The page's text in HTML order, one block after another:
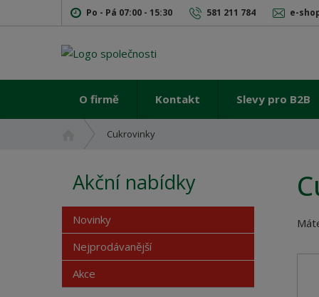
Po - Pá 07:00 - 15:30 581 211 784 e-
O firmě Kontakt Slevy pro B2B
d
s
t
r
a
n
Cukrovinky
Akční nabídky
Novinky
Nejprodávanější
Akce